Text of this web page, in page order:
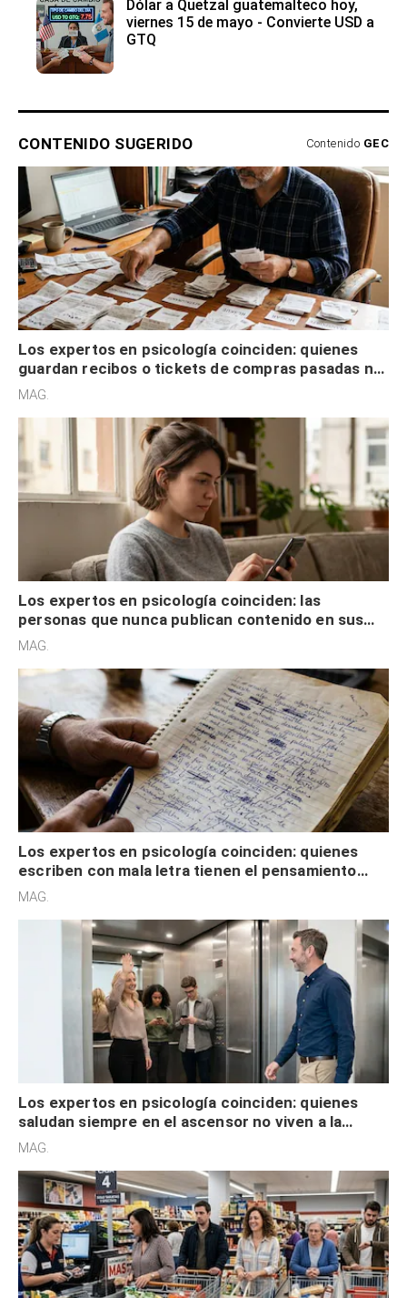
Dólar a Quetzal guatemalteco hoy,
viernes 15 de mayo - Convierte USD a
GTQ
CONTENIDO SUGERIDO Contenido GEC
Los expertos en psicología coinciden: quienes
guardan recibos o tickets de compras pasadas no
son acumuladores, sino que tienen necesidad de
MAG.
Los expertos en psicología coinciden: las
personas que nunca publican contenido en sus
redes sociales no pretenden buscar validación
MAG.
Los expertos en psicología coinciden: quienes
escriben con mala letra tienen el pensamiento
acelerado y no lo hacen por desinterés
MAG.
Los expertos en psicología coinciden: quienes
saludan siempre en el ascensor no viven a la
defensiva y tienen apertura social
MAG.